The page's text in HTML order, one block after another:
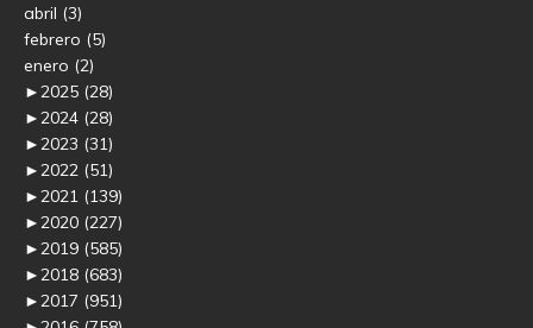
abril (3)
febrero (5)
enero (2)
►2025 (28)
►2024 (28)
►2023 (31)
►2022 (51)
►2021 (139)
►2020 (227)
►2019 (585)
►2018 (683)
►2017 (951)